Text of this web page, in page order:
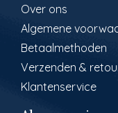
Over ons
Algemene
Betaalmethoden
Verzenden &
Klantenservice